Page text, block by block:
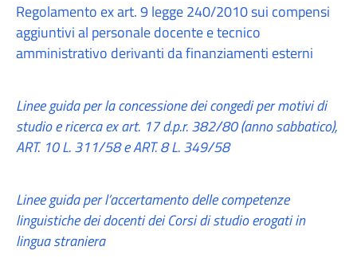
Regolamento ex art. 9 legge 240/2010 sui compensi
aggiuntivi al personale docente e tecnico
amministrativo derivanti da finanziamenti esterni
Linee guida per la concessione dei congedi per motivi di
studio e ricerca ex art. 17 d.p.r. 382/80 (anno sabbatico),
ART. 10 L. 311/58 e ART. 8 L. 349/58
Linee guida per l’accertamento delle competenze
linguistiche dei docenti dei Corsi di studio erogati in
lingua straniera